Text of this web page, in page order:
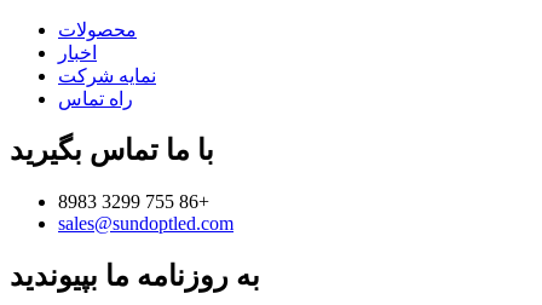
محصولات
اخبار
نمایه شرکت
راه تماس
با ما تماس بگیرید
8983 3299 755 86+
sales@sundoptled.com
به روزنامه ما بپیوندید